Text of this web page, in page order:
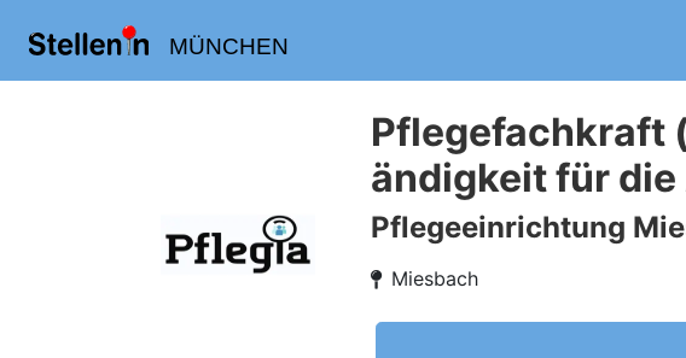
MÜNCHEN
Pflegefachkraft
ändigkeit für
Pflegeeinrichtung
Miesbach